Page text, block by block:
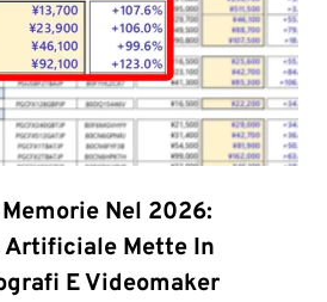
Nel 2026:
Artificiale Mette In
E Videomaker